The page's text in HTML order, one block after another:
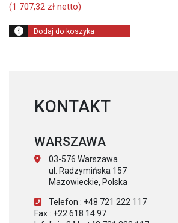
wynosiła:
950,00 zł.
2
100,00 zł.
(1 707,32 zł netto)
Dodaj do koszyka
KONTAKT
WARSZAWA
03-576 Warszawa
ul. Radzymińska 157
Mazowieckie, Polska
Telefon : +48 721 222 117
Fax : +22 618 14 97